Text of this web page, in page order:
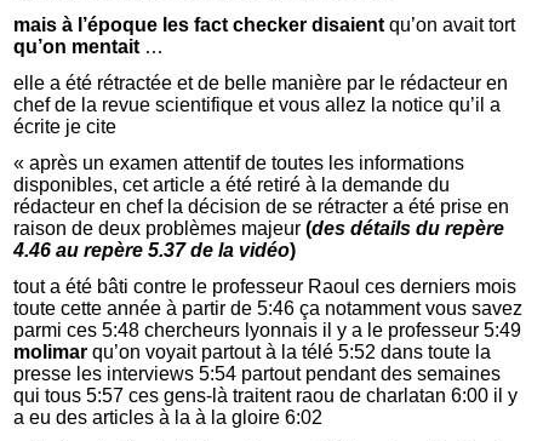
mais à l’époque les fact checker disaient qu’on avait tort
qu’on mentait …
elle a été rétractée et de belle manière par le rédacteur en
chef de la revue scientifique et vous allez la notice qu’il a
écrite je cite
« après un examen attentif de toutes les informations
disponibles, cet article a été retiré à la demande du
rédacteur en chef la décision de se rétracter a été prise en
raison de deux problèmes majeur(des détails du repère
4.46 au repère 5.37 de la vidéo)
tout a été bâti contre le professeur Raoul ces derniers mois
toute cette année à partir de 5:46 ça notamment vous savez
parmi ces 5:48 chercheurs lyonnais il y a le professeur 5:49
molimar qu’on voyait partout à la télé 5:52 dans toute la
presse les interviews 5:54 partout pendant des semaines
qui tous 5:57 ces gens-là traitent raou de charlatan 6:00 il y
a eu des articles à la à la gloire 6:02